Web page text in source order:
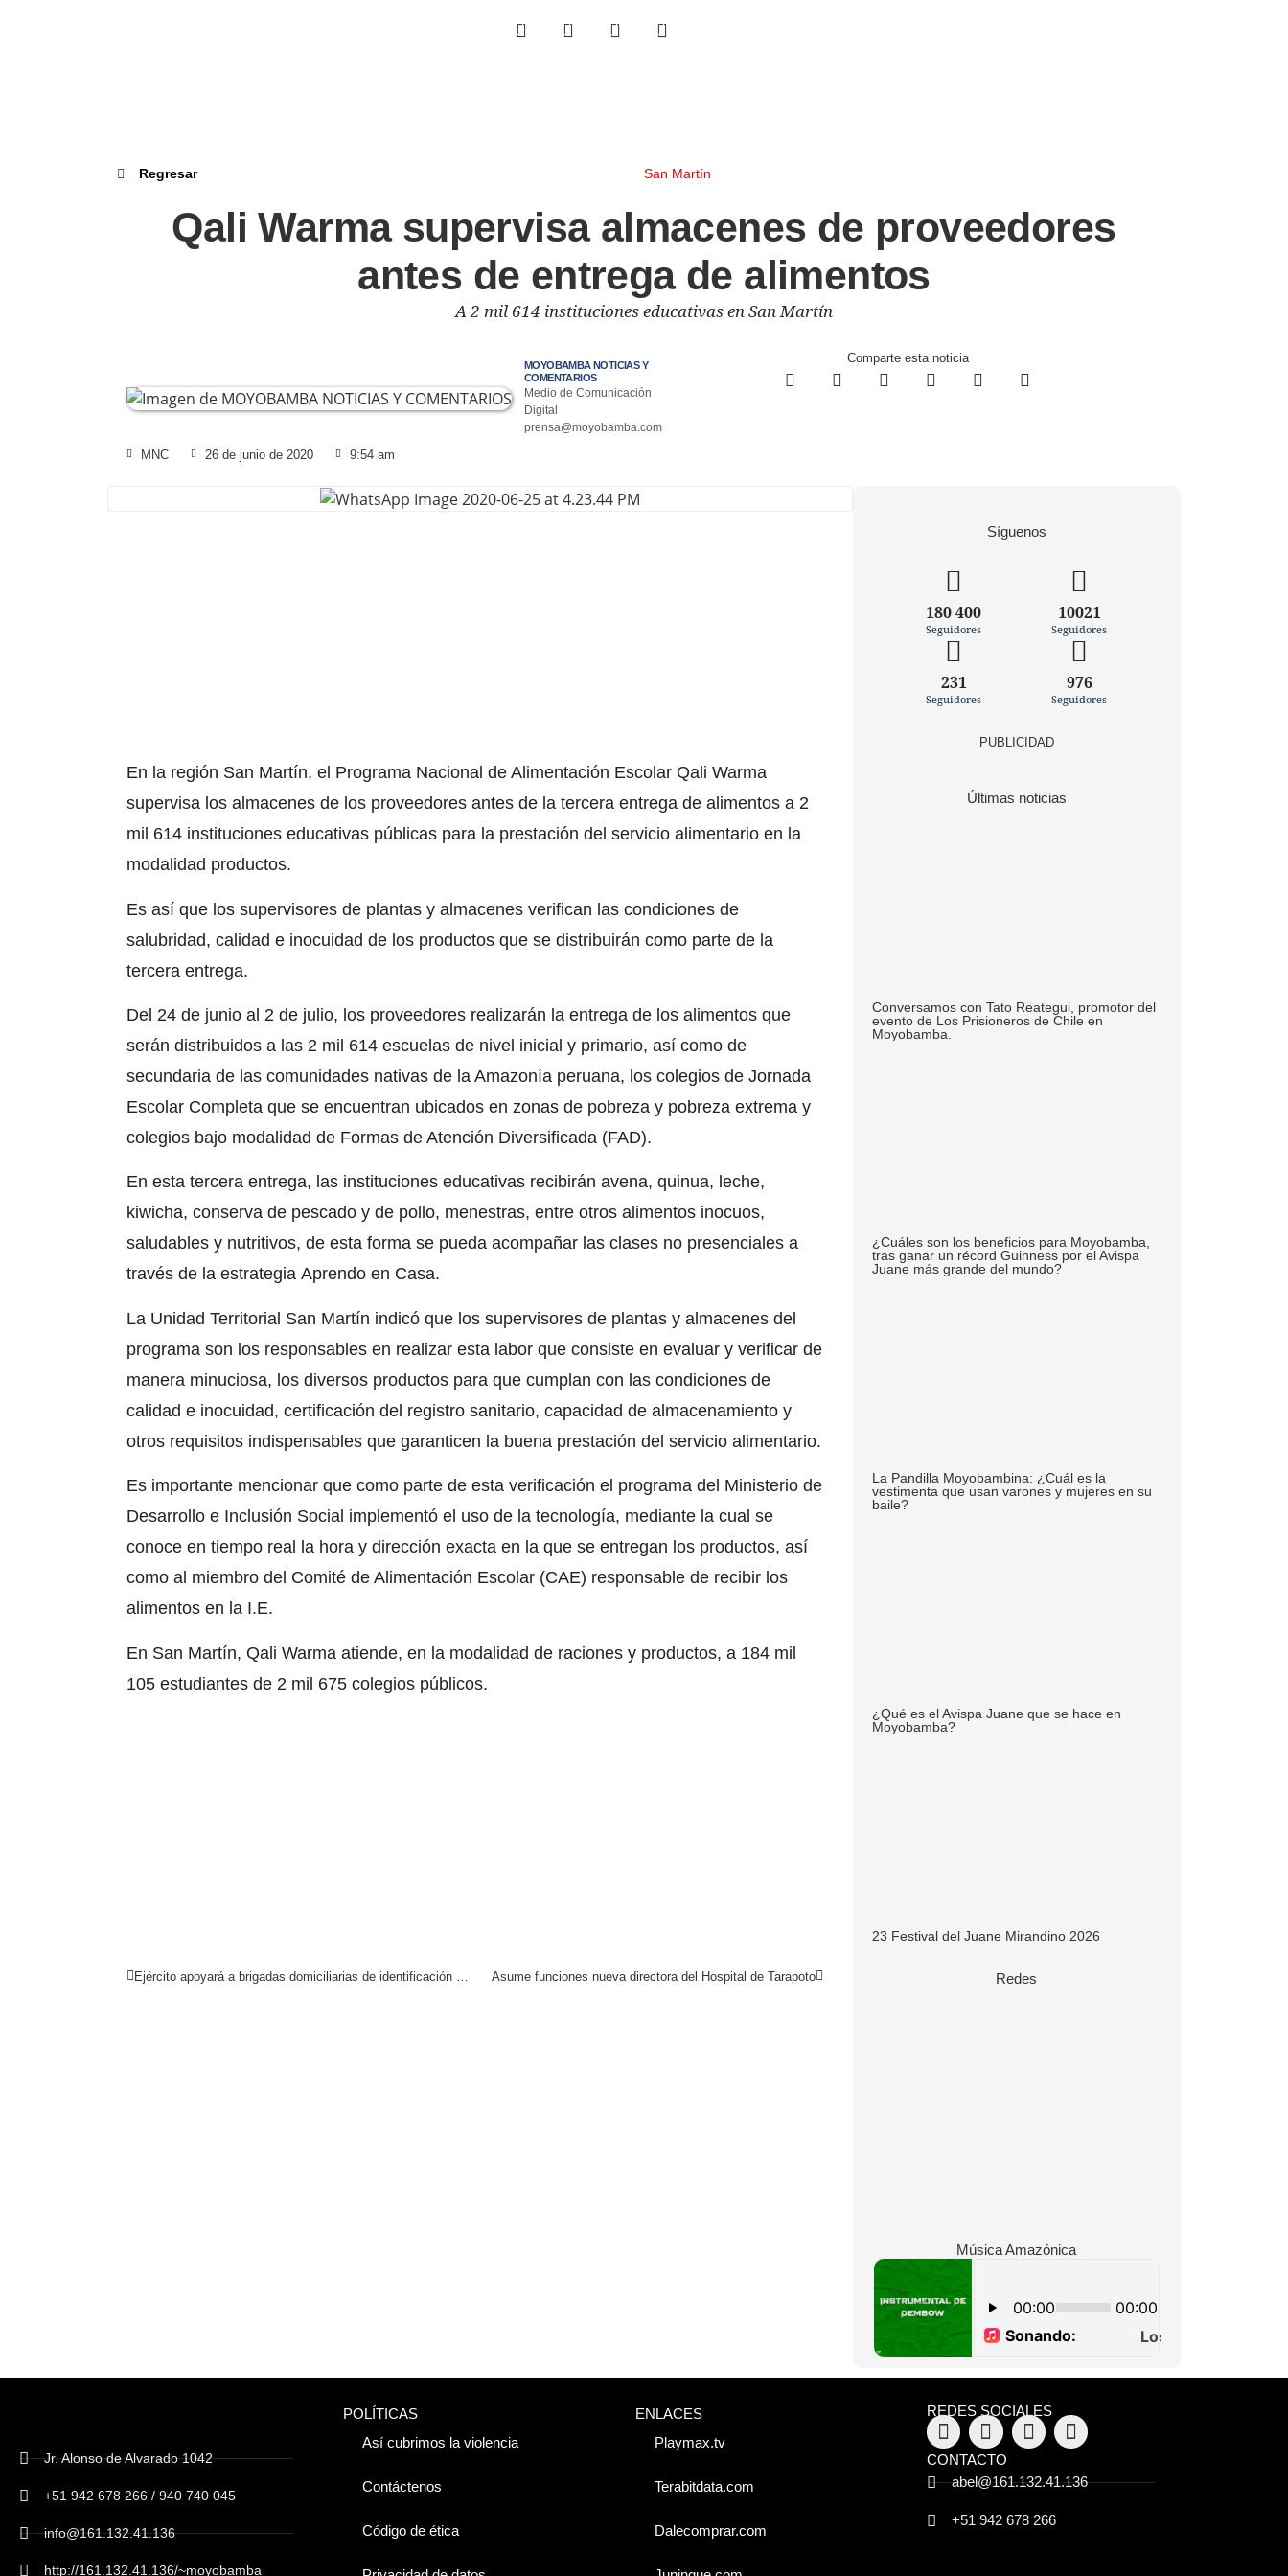
Regresar San Martín
Qali Warma supervisa almacenes de proveedores
antes de entrega de alimentos
A 2 mil 614 instituciones educativas en San Martín
MOYOBAMBA NOTICIAS Y
COMENTARIOS
Medio de Comunicación
Digital
prensa@moyobamba.com
MNC 26 de junio de 2020 9:54 am
Comparte esta noticia
En la región San Martín, el Programa Nacional de Alimentación Escolar Qali Warma
supervisa los almacenes de los proveedores antes de la tercera entrega de alimentos a 2
mil 614 instituciones educativas públicas para la prestación del servicio alimentario en la
modalidad productos.
Es así que los supervisores de plantas y almacenes verifican las condiciones de
salubridad, calidad e inocuidad de los productos que se distribuirán como parte de la
tercera entrega.
Del 24 de junio al 2 de julio, los proveedores realizarán la entrega de los alimentos que
serán distribuidos a las 2 mil 614 escuelas de nivel inicial y primario, así como de
secundaria de las comunidades nativas de la Amazonía peruana, los colegios de Jornada
Escolar Completa que se encuentran ubicados en zonas de pobreza y pobreza extrema y
colegios bajo modalidad de Formas de Atención Diversificada (FAD).
En esta tercera entrega, las instituciones educativas recibirán avena, quinua, leche,
kiwicha, conserva de pescado y de pollo, menestras, entre otros alimentos inocuos,
saludables y nutritivos, de esta forma se pueda acompañar las clases no presenciales a
través de la estrategia Aprendo en Casa.
La Unidad Territorial San Martín indicó que los supervisores de plantas y almacenes del
programa son los responsables en realizar esta labor que consiste en evaluar y verificar de
manera minuciosa, los diversos productos para que cumplan con las condiciones de
calidad e inocuidad, certificación del registro sanitario, capacidad de almacenamiento y
otros requisitos indispensables que garanticen la buena prestación del servicio alimentario.
Es importante mencionar que como parte de esta verificación el programa del Ministerio de
Desarrollo e Inclusión Social implementó el uso de la tecnología, mediante la cual se
conoce en tiempo real la hora y dirección exacta en la que se entregan los productos, así
como al miembro del Comité de Alimentación Escolar (CAE) responsable de recibir los
alimentos en la I.E.
En San Martín, Qali Warma atiende, en la modalidad de raciones y productos, a 184 mil
105 estudiantes de 2 mil 675 colegios públicos.
Ejército apoyará a brigadas domiciliarias de identificación de casos de personas con sintomatología COVID 19 Asume funciones nueva directora del Hospital de Tarapoto
Síguenos
180 400
Seguidores
231
Seguidores
10021
Seguidores
976
Seguidores
PUBLICIDAD
Últimas noticias
Conversamos con Tato Reategui, promotor del
evento de Los Prisioneros de Chile en
Moyobamba.
¿Cuáles son los beneficios para Moyobamba,
tras ganar un récord Guinness por el Avispa
Juane más grande del mundo?
La Pandilla Moyobambina: ¿Cuál es la
vestimenta que usan varones y mujeres en su
baile?
¿Qué es el Avispa Juane que se hace en
Moyobamba?
23 Festival del Juane Mirandino 2026
Redes
Música Amazónica
Jr. Alonso de Alvarado 1042
+51 942 678 266 / 940 740 045
info@161.132.41.136
http://161.132.41.136/~moyobamba
POLÍTICAS
Así cubrimos la violencia
Contáctenos
Código de ética
ENLACES
Playmax.tv
Terabitdata.com
Dalecomprar.com
REDES SOCIALES
CONTACTO
abel@161.132.41.136
+51 942 678 266